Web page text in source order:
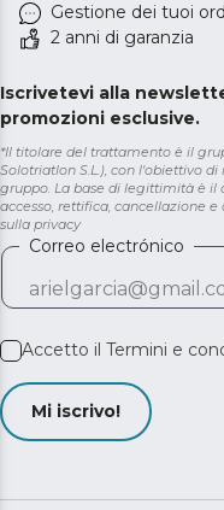
Gestione dei tuoi
2 anni di garanzia
Iscrivetevi alla
promozioni esclusive.
*Il titolare del trattamento è il
Solotriatlon S.L.), con l'obiettivo
gruppo. La base di legittimità è il
accesso, rettifica, cancellazione
sulla privacy
Correo electrónico
Accetto il Termini e
Mi iscrivo!